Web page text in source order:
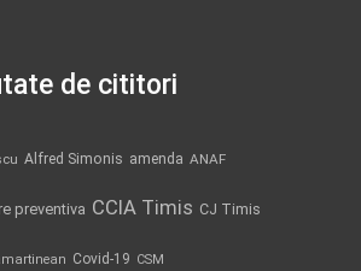
de cititori
Alfred Simonis amenda ANAF
preventiva CCIA Timis CJ Timis
Covid-19 CSM